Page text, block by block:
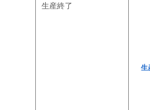
生産終了
生